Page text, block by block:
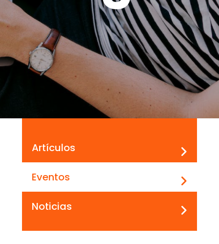
Artículos
Eventos
Noticias